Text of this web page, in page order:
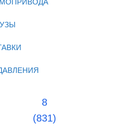
8
(831)